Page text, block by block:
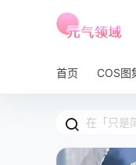
首页 COS图